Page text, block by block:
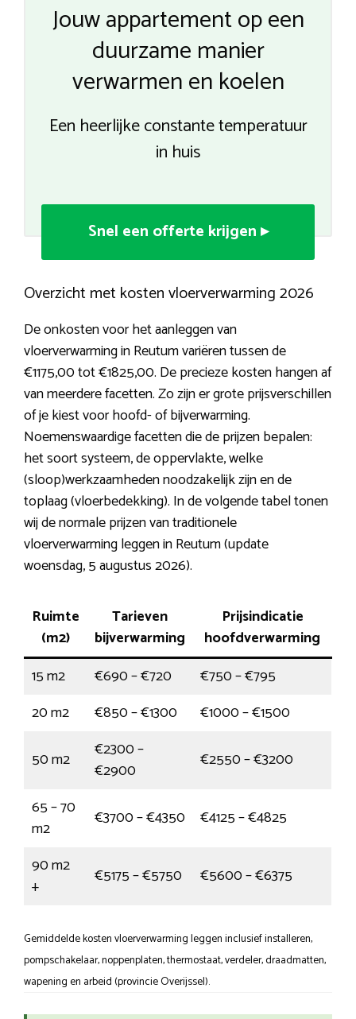
Jouw appartement op een
duurzame manier
verwarmen en koelen
Een heerlijke constante temperatuur
in huis
Snel een offerte krijgen ▸
Overzicht met kosten vloerverwarming 2026
De onkosten voor het aanleggen van
vloerverwarming in Reutum variëren tussen de
€1175,00 tot €1825,00. De precieze kosten hangen af
van meerdere facetten. Zo zijn er grote prijsverschillen
of je kiest voor hoofd- of bijverwarming.
Noemenswaardige facetten die de prijzen bepalen:
het soort systeem, de oppervlakte, welke
(sloop)werkzaamheden noodzakelijk zijn en de
toplaag (vloerbedekking). In de volgende tabel tonen
wij de normale prijzen van traditionele
vloerverwarming leggen in Reutum (update
woensdag, 5 augustus 2026).
Ruimte
(m2)
Tarieven
bijverwarming
Prijsindicatie
hoofdverwarming
15 m2
€690 – €720
€750 – €795
20 m2
€850 – €1300
€1000 – €1500
50 m2
€2300 –
€2900
€2550 – €3200
65 – 70
m2
€3700 – €4350
€4125 – €4825
90 m2
+
€5175 – €5750 €5600 – €6375
Gemiddelde kosten vloerverwarming leggen inclusief installeren,
pompschakelaar, noppenplaten, thermostaat, verdeler, draadmatten,
wapening en arbeid (provincie Overijssel).